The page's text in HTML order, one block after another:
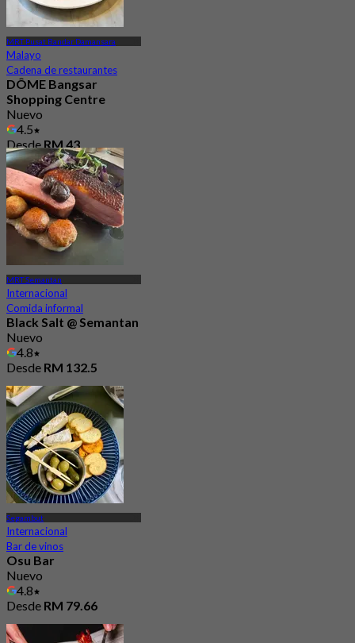
MRT Pusat Bandar Damansara
Malayo
Cadena de restaurantes
DÔME Bangsar
Shopping Centre
Nuevo
4.5
DesdeRM 43
MRT Semantan
Internacional
Comida informal
Black Salt @ Semantan
Nuevo
4.8
Desde RM 132.5
Segambut
Internacional
Bar de vinos
Osu Bar
Nuevo
4.8
Desde RM 79.66